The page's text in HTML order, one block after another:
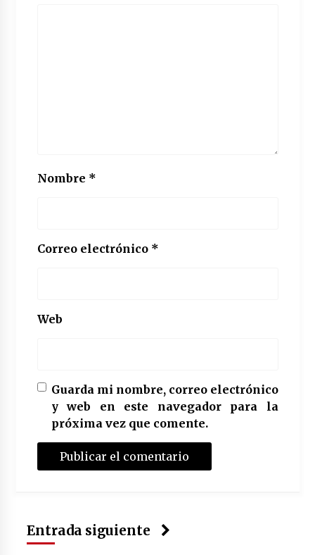
Nombre *
Correo electrónico *
Web
Guarda mi nombre, correo electrónico
y web en este navegador para la
próxima vez que comente.
Entrada siguiente